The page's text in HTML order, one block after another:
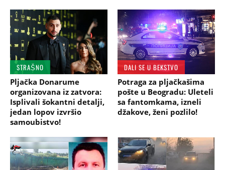
STRAŠNO
Pljačka Donarume
organizovana iz zatvora:
Isplivali šokantni detalji,
jedan lopov izvršio
samoubistvo!
DALI SE U BEKSTVO
Potraga za pljačkašima
pošte u Beogradu: Uleteli
sa fantomkama, izneli
džakove, ženi pozlilo!